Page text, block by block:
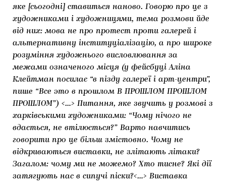
яке [сьогодні] ставиться наново. Говорю про це з
художниками і художницями, тема розмови йде
від них: мова не про протест проти галерей і
альтернативну інституціалізацію, а про широке
розуміння художнього висловлювання за
межами означеного місця (у фейсбуці Аліна
Клейтман посилає “в пізду галереї і арт-центри”,
пише “Все это в прошлом В ПРОШЛОМ ПРОШЛОМ
ПРОШЛОМ”) <…> Питання, яке звучить у розмові з
харківськими художниками: “Чому нічого не
вдається, не втілюється?” Варто навчитись
говорити про це більш змістовно. Чому не
відкриваються виставки, не злітають літаки?
Загалом: чому ми не можемо? Хто тисне? Які дії
затягують нас в сипучі піски?<…> Виставка